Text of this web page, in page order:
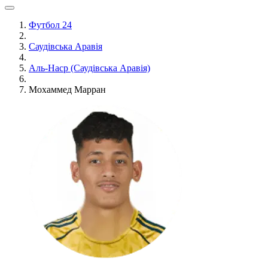
Футбол 24
Саудівська Аравія
Аль-Наср (Саудівська Аравія)
Мохаммед Марран